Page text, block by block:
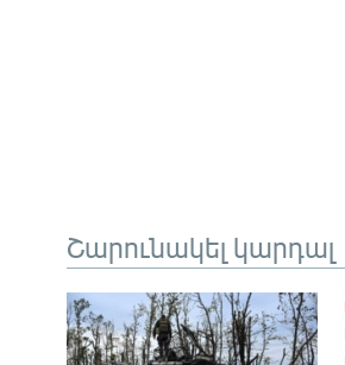
Շարունակել կարդալ